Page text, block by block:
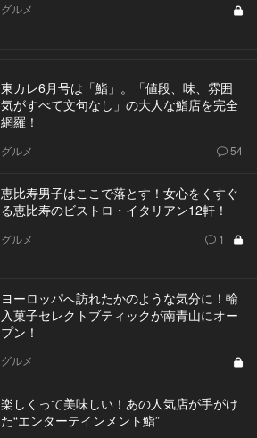
グルメ
東カレ6月号は「鮨」。「値段、味、雰囲
気がすべて文句なし」の大人な鮨店を完全
網羅！
グルメ 54
恵比寿男子はここで落とす！女心をくすぐ
る恵比寿のビストロ・イタリアン12軒！
グルメ 1
ヨーロッパへ訪れたかのような気分に！輸
入菓子セレクトブティックが南青山にオー
プン！
グルメ
楽しくって美味しい！あの人気店が手がけ
た“エンターテインメント鮨”